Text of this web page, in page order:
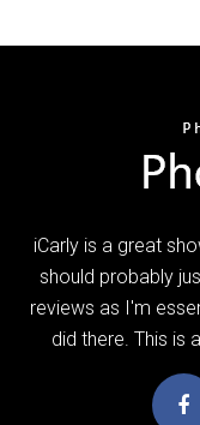
iCarly is a great
should probably
reviews as I'm
did there. This is